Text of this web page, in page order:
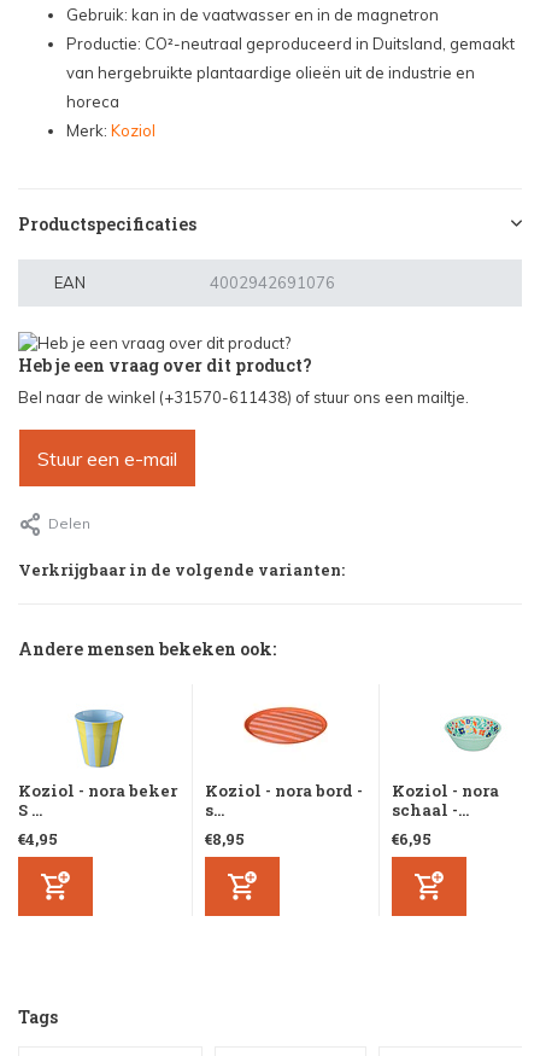
Gebruik: kan in de vaatwasser en in de magnetron
Productie: CO²-neutraal geproduceerd in Duitsland, gemaakt
van hergebruikte plantaardige olieën uit de industrie en
horeca
Merk: Koziol
Productspecificaties
EAN 4002942691076
Heb je een vraag over dit product?
Bel naar de winkel (+31570-611438) of stuur ons een mailtje.
Stuur een e-mail
Delen
Verkrijgbaar in de volgende varianten:
Andere mensen bekeken ook:
Koziol - nora beker
S ...
€4,95
Koziol - nora bord -
s...
€8,95
Koziol - nora
schaal -...
€6,95
Tags